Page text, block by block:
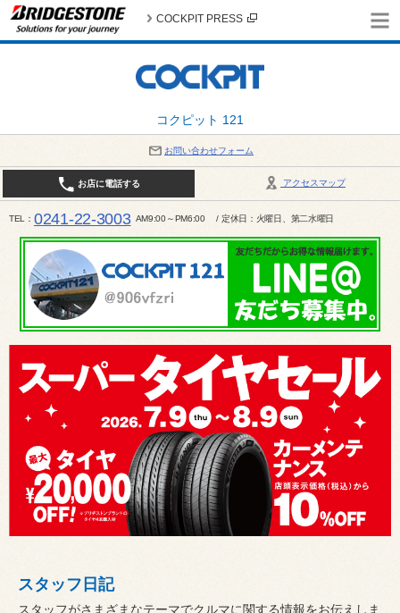
コクピット 121
COCKPIT PRESS
お問い合わせフォーム
アクセスマップ
お店に電話する
TEL 0241-22-3003 AM9:00～PM6:00 / 定休日：火曜日、第二水曜日
スタッフ日記
スタッフがさまざまなテーマでクルマに関する情報をお伝えしま